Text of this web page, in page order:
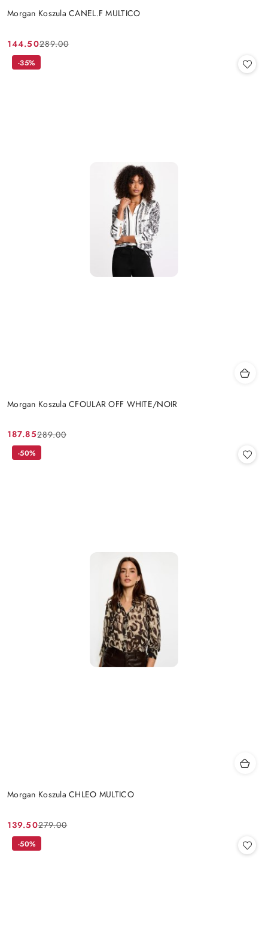
Morgan Koszula CANEL.F MULTICO
Cena
promocyjna:
144.50
Cena
przed
289.00
Morgan Koszula CFOULAR OFF WHITE/NOIR
Cena
promocyjna:
187.85
Cena
przed
289.00
-35%
Morgan Koszula CHLEO MULTICO
Cena
promocyjna:
139.50
Cena
przed
279.00
-50%
-50%